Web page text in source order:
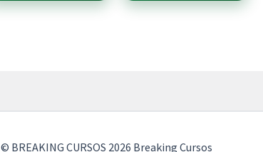
© BREAKING CURSOS 2026 Breaking Cursos